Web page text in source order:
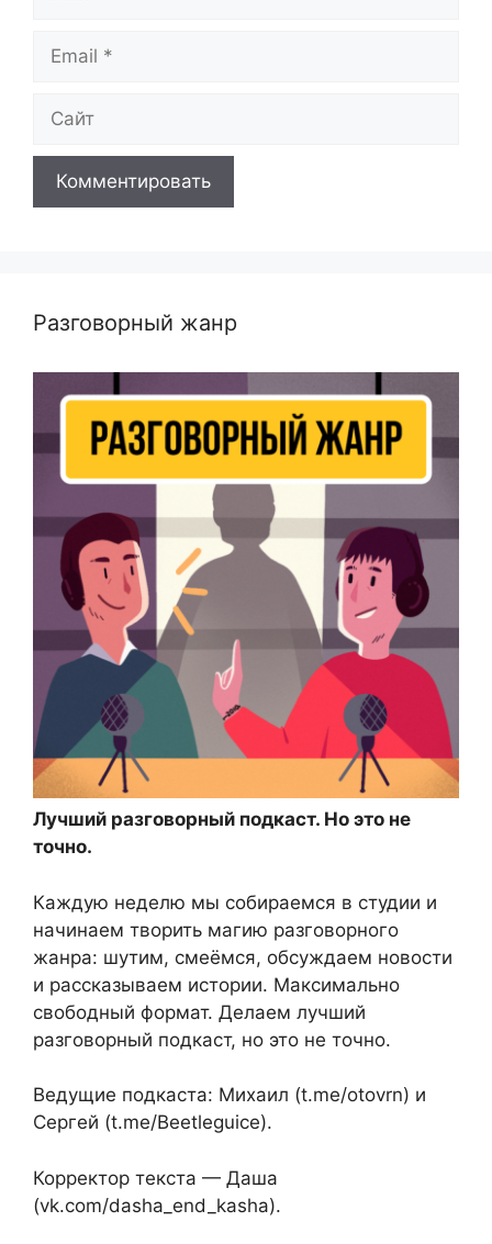
Email
Сайт
Разговорный жанр
Лучший разговорный подкаст. Но это не
точно.
Каждую неделю мы собираемся в студии и
начинаем творить магию разговорного
жанра: шутим, смеёмся, обсуждаем новости
и рассказываем истории. Максимально
свободный формат. Делаем лучший
разговорный подкаст, но это не точно.
Ведущие подкаста: Михаил (t.me/otovrn) и
Сергей (t.me/Beetleguice).
Корректор текста — Даша
(vk.com/dasha_end_kasha).